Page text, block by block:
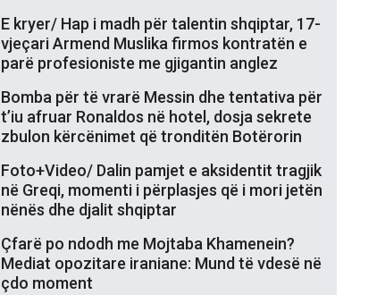
E kryer/ Hap i madh për talentin shqiptar, 17-
vjeçari Armend Muslika firmos kontratën e
parë profesioniste me gjigantin anglez
Bomba për të vrarë Messin dhe tentativa për
t’iu afruar Ronaldos në hotel, dosja sekrete
zbulon kërcënimet që tronditën Botërorin
Foto+Video/ Dalin pamjet e aksidentit tragjik
në Greqi, momenti i përplasjes që i mori jetën
nënës dhe djalit shqiptar
Çfarë po ndodh me Mojtaba Khamenein?
Mediat opozitare iraniane: Mund të vdesë në
çdo moment